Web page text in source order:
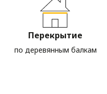
Перекрытие
по деревянным балкам